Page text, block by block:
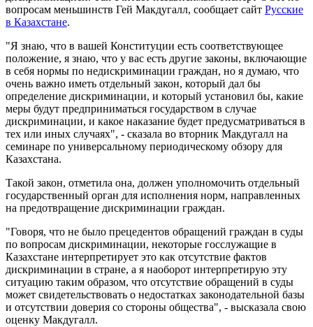
вопросам меньшинств Гей Макдугалл, сообщает сайт Русские
в Казахстане.
"Я знаю, что в вашей Конституции есть соответствующее
положение, я знаю, что у вас есть другие законы, включающие
в себя нормы по недискриминации граждан, но я думаю, что
очень важно иметь отдельный закон, который дал бы
определение дискриминации, и который установил бы, какие
меры будут предприниматься государством в случае
дискриминации, и какое наказание будет предусматриваться в
тех или иных случаях", - сказала во вторник Макдугалл на
семинаре по универсальному периодическому обзору для
Казахстана.
Такой закон, отметила она, должен уполномочить отдельный
государственный орган для исполнения норм, направленных
на предотвращение дискриминации граждан.
"Говоря, что не было прецедентов обращений граждан в суды
по вопросам дискриминации, некоторые госслужащие в
Казахстане интерпретирует это как отсутствие фактов
дискриминации в стране, а я наоборот интерпретирую эту
ситуацию таким образом, что отсутствие обращений в суды
может свидетельствовать о недостатках законодательной базы
и отсутствии доверия со стороны общества", - высказала свою
оценку Макдугалл.